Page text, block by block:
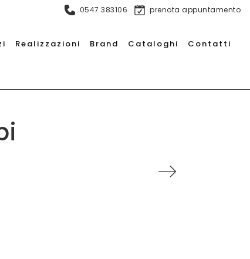
0547 383106 prenota appuntamento
Realizzazioni Brand Cataloghi Contatti